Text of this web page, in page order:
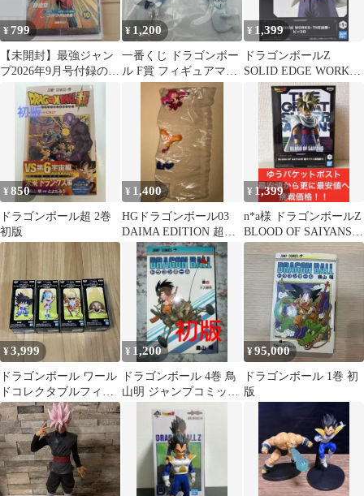
¥799
【未開封】最強ジャン
プ2026年9月号付録のみ
（ドラゴンボールカー
ドゲーム他)
¥ 1,200
一番くじ ドラゴンボー
ル F賞 フィギュアマグ
ネット 4種コンプセッ
¥ 1,399
ドラゴンボールZ
SOLID EDGE WORKS-
THE出陣- ピッコロ箱
同封
¥850
ドラゴンボール超 2巻
初版
¥ 1,400
HGドラゴンボール03
DAIMA EDITION 超サ
イヤ人4 孫悟空 ガチャ
¥ 1,399
n*a様 ドラゴンボールZ
BLOOD OF SAIYANS
超サイヤ人孫悟飯-
¥3,999
ドラゴンボール ワール
ドコレクタブルフィギ
ュア 少年期編1
¥ 1,200
ドラゴンボール 4巻 鳥
山明 ジャンプコミック
ス 初版
¥95,000
ドラゴンボール 1巻 初
版